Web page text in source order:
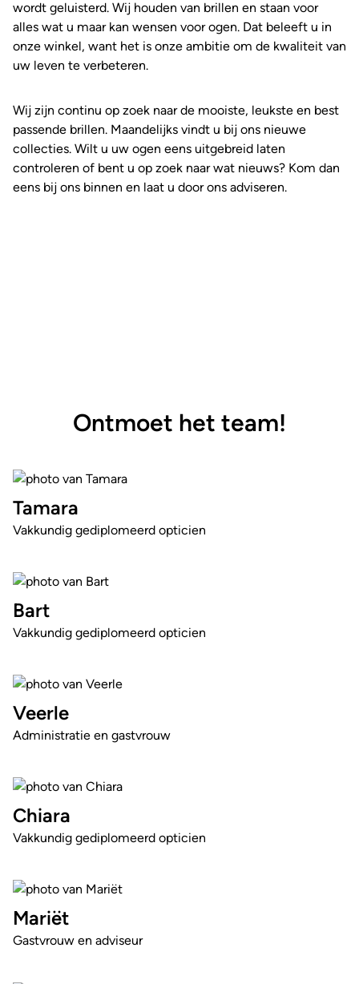
wordt geluisterd. Wij houden van brillen en staan voor
alles wat u maar kan wensen voor ogen. Dat beleeft u in
onze winkel, want het is onze ambitie om de kwaliteit van
uw leven te verbeteren.
Wij zijn continu op zoek naar de mooiste, leukste en best
passende brillen. Maandelijks vindt u bij ons nieuwe
collecties. Wilt u uw ogen eens uitgebreid laten
controleren of bent u op zoek naar wat nieuws? Kom dan
eens bij ons binnen en laat u door ons adviseren.
Ontmoet het team!
Tamara
Vakkundig gediplomeerd opticien
Bart
Vakkundig gediplomeerd opticien
Veerle
Administratie en gastvrouw
Chiara
Vakkundig gediplomeerd opticien
Mariët
Gastvrouw en adviseur